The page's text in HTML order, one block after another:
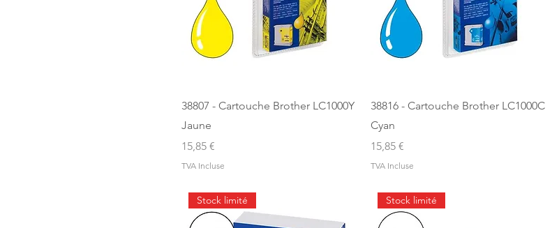
38807 - Cartouche Brother LC1000Y
Jaune
Prix
15,85 €
TVA Incluse
38816 - Cartouche Brother LC1000C
Cyan
Prix
15,85 €
TVA Incluse
Stock limité Stock limité